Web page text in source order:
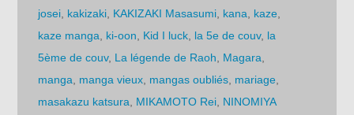
josei kakizaki KAKIZAKI Masasumi kana kaze
kaze manga
ki-oon Kid I luck la 5e de couv, la
5ème de couv, La légende de Raoh Magara
manga
manga vieux mangas oubliés mariage
masakazu katsura
MIKAMOTO Rei NINOMIYA